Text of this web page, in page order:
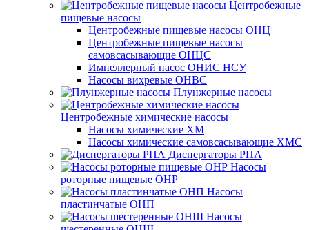
Центробежные
пищевые насосы
Центробежные пищевые насосы ОНЦ
Центробежные пищевые насосы
самовсасывающие ОНЦС
Импеллерный насос ОНИС НСУ
Насосы вихревые ОНВС
Плунжерные насосы
Центробежные химические насосы
Насосы химические ХМ
Насосы химические самовсасывающие ХМС
Диспергаторы РПА
Насосы
роторные пищевые ОНР
Насосы
пластинчатые ОНП
Насосы